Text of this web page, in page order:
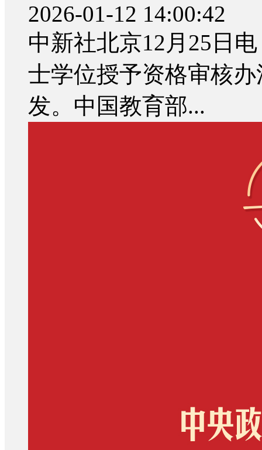
2026-01-12 14:00:42
中新社北京12月25日
士学位授予资格审核
发。中国教育部...